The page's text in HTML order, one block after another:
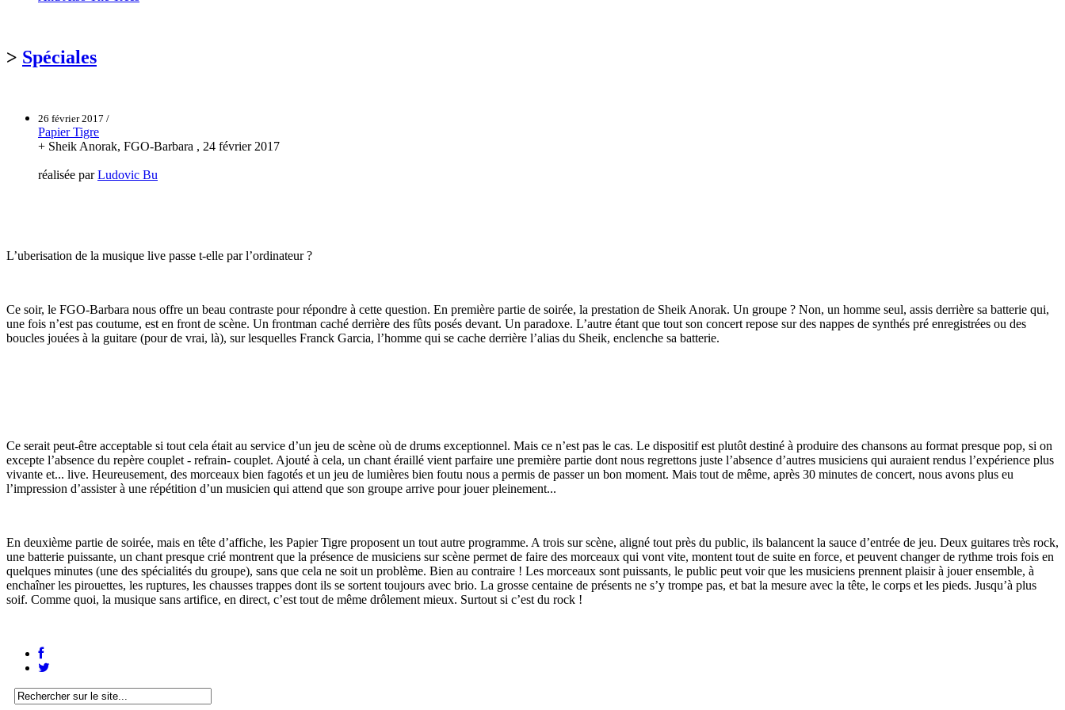
> Spéciales
26 février 2017 /
Papier Tigre
+ Sheik Anorak, FGO-Barbara , 24 février 2017
réalisée parLudovic Bu
L’uberisation de la musique live passe t-elle par l’ordinateur ?
Ce soir, le FGO-Barbara nous offre un beau contraste pour répondre à cette question. En première partie de soirée, la prestation de Sheik Anorak. Un groupe ? Non, un homme seul, assis derrière sa batterie qui,
une fois n’est pas coutume, est en front de scène. Un frontman caché derrière des fûts posés devant. Un paradoxe. L’autre étant que tout son concert repose sur des nappes de synthés pré enregistrées ou des
boucles jouées à la guitare (pour de vrai, là), sur lesquelles Franck Garcia, l’homme qui se cache derrière l’alias du Sheik, enclenche sa batterie.
Ce serait peut-être acceptable si tout cela était au service d’un jeu de scène où de drums exceptionnel. Mais ce n’est pas le cas. Le dispositif est plutôt destiné à produire des chansons au format presque pop, si on
excepte l’absence du repère couplet - refrain- couplet. Ajouté à cela, un chant éraillé vient parfaire une première partie dont nous regrettons juste l’absence d’autres musiciens qui auraient rendus l’expérience plus
vivante et... live. Heureusement, des morceaux bien fagotés et un jeu de lumières bien foutu nous a permis de passer un bon moment. Mais tout de même, après 30 minutes de concert, nous avons plus eu
l’impression d’assister à une répétition d’un musicien qui attend que son groupe arrive pour jouer pleinement...
En deuxième partie de soirée, mais en tête d’affiche, les Papier Tigre proposent un tout autre programme. A trois sur scène, aligné tout près du public, ils balancent la sauce d’entrée de jeu. Deux guitares très rock,
une batterie puissante, un chant presque crié montrent que la présence de musiciens sur scène permet de faire des morceaux qui vont vite, montent tout de suite en force, et peuvent changer de rythme trois fois en
quelques minutes (une des spécialités du groupe), sans que cela ne soit un problème. Bien au contraire ! Les morceaux sont puissants, le public peut voir que les musiciens prennent plaisir à jouer ensemble, à
enchaîner les pirouettes, les ruptures, les chausses trappes dont ils se sortent toujours avec brio. La grosse centaine de présents ne s’y trompe pas, et bat la mesure avec la tête, le corps et les pieds. Jusqu’à plus
soif. Comme quoi, la musique sans artifice, en direct, c’est tout de même drôlement mieux. Surtout si c’est du rock !